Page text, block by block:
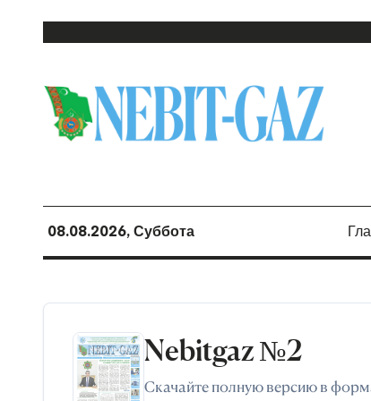
08.08.2026, Суббота
Nebitgaz №2
Скачайте полную версию в